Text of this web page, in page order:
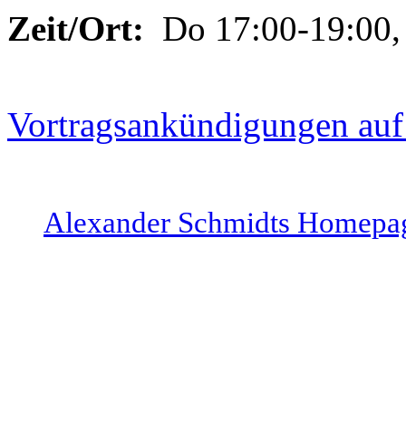
Zeit/Ort: Do 17:00-
Vortragsankündigungen
Alexander Schmidts